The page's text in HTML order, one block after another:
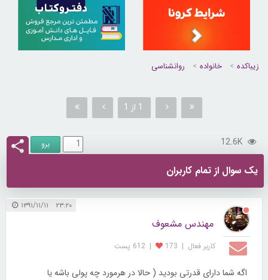
زیباکده خانواده روانشناسی
1 از 1
12.6K
یک سوال از تمام کاربران
۲۳:۲۰ ۱۳۹۱/۱۱/۱۱
مهندس مشعوف
کاربر فعال |
173
| 612 پست
اگه شما دارای قدرتی بودید ( حالا در هرمورد چه پولی باشه یا